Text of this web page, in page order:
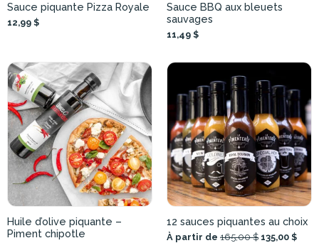
Sauce piquante Pizza Royale
12,99 $
Sauce BBQ aux bleuets
sauvages
11,49 $
Huile d’olive piquante –
Piment chipotle
12 sauces piquantes au choix
À partir de 165,00 $ 135,00 $